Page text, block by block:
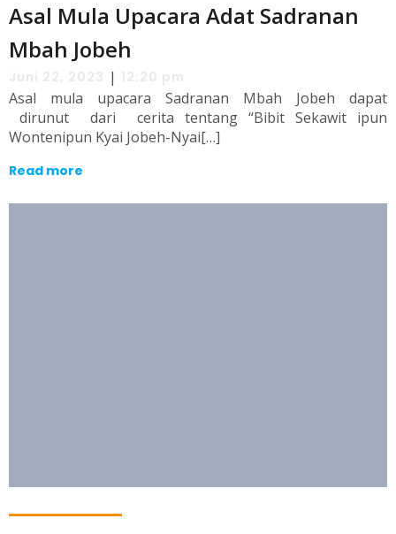
Asal Mula Upacara Adat Sadranan
Mbah Jobeh
|
Asal mula upacara Sadranan Mbah Jobeh dapat
dirunut dari cerita tentang “Bibit Sekawit ipun
Wontenipun Kyai Jobeh-Nyai[…]
Read more